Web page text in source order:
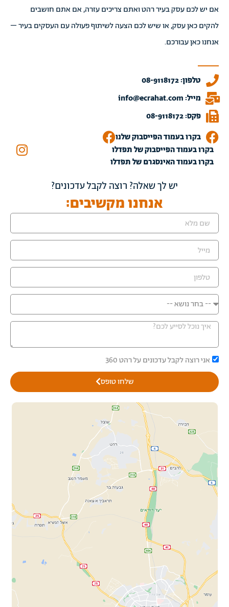
אם יש לכם עסק בעיר רהט ואתם צריכים עזרה, אם אתם חושבים
להקים כאן עסק, או שיש לכם הצעה לשיתוף פעולה עם העסקים בעיר –
אנחנו כאן עבורכם.
טלפון: 08-9118172
מייל: info@ecrahat.com
פקס: 08-9118172
בקרו בעמוד הפייסבוק שלנו
בקרו בעמוד הפייסבוק של תפדלו
בקרו בעמוד האינסגרם של תפדלו
יש לך שאלה? רוצה לקבל עדכונים?
אנחנו מקשיבים:
אני רוצה לקבל עדכונים על רהט 360
שלחו טופס